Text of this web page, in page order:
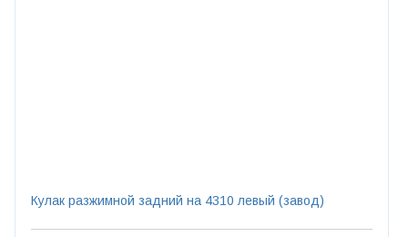
Кулак разжимной задний на 4310 левый (завод)